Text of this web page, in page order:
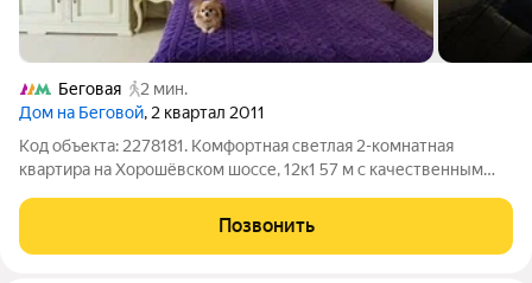
Беговая
2 мин.
Дом на Беговой, 2 квартал 2011
Код объекта: 2278181. Комфортная светлая 2-комнатная
квартира на Хорошёвском шоссе, 12к1 57 м с качественным
простора в каждом помещении с первого шага. Утренний свет
попадает на кухню площадью 10 м,
Позвонить